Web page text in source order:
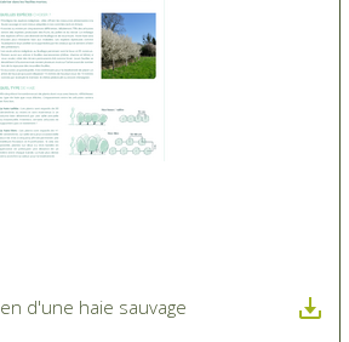
d'une haie sauvage